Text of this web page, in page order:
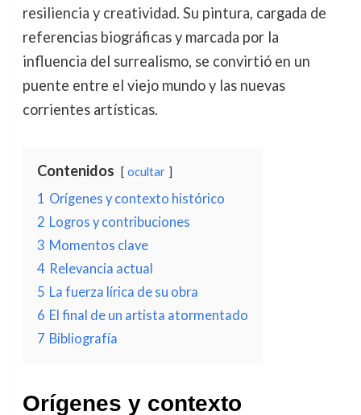
resiliencia y creatividad. Su pintura, cargada de
referencias biográficas y marcada por la
influencia del surrealismo, se convirtió en un
puente entre el viejo mundo y las nuevas
corrientes artísticas.
Contenidos ocultar
1 Orígenes y contexto histórico
2 Logros y contribuciones
3 Momentos clave
4 Relevancia actual
5 La fuerza lírica de su obra
6 El final de un artista atormentado
7 Bibliografía
Orígenes y contexto